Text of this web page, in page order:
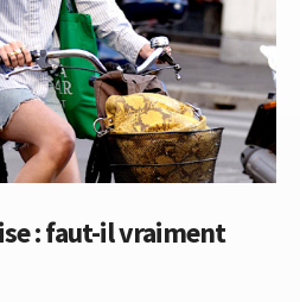
: faut-il vraiment